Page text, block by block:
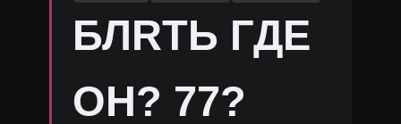
БЛRТЬ ГДЕ
ОН? 77?